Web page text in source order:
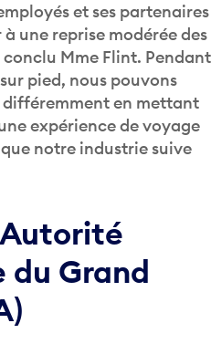
et ses partenaires
une reprise modérée des
Mme Flint. Pendant
pied, nous pouvons
en mettant
expérience de voyage
notre industrie suive
Grand